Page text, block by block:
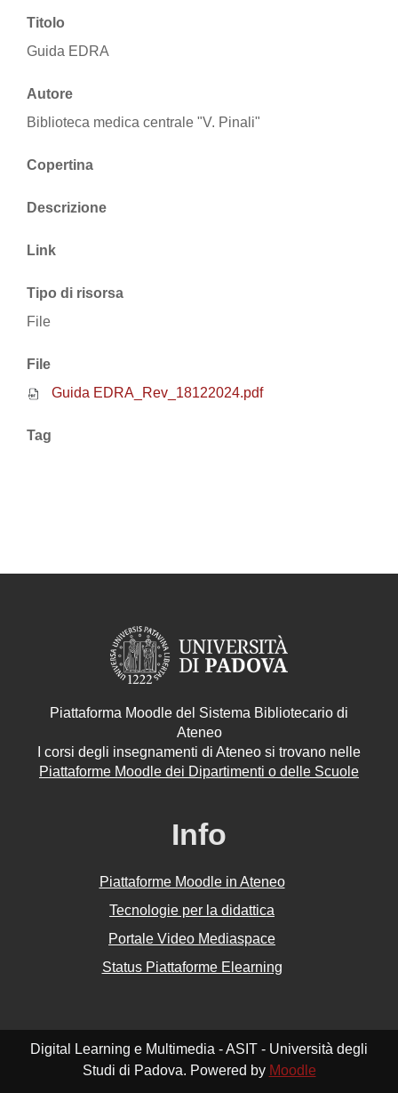
Titolo
Guida EDRA
Autore
Biblioteca medica centrale "V. Pinali"
Copertina
Descrizione
Link
Tipo di risorsa
File
File
Guida EDRA_Rev_18122024.pdf
Tag
Piattaforma Moodle del Sistema Bibliotecario di
Ateneo
I corsi degli insegnamenti di Ateneo si trovano nelle
Piattaforme Moodle dei Dipartimenti o delle Scuole
Info
Piattaforme Moodle in Ateneo
Tecnologie per la didattica
Portale Video Mediaspace
Status Piattaforme Elearning
Digital Learning e Multimedia - ASIT - Università degli
Studi di Padova. Powered by Moodle